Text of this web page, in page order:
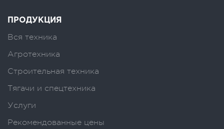
ПРОДУКЦИЯ
Вся техника
Агротехника
Строительная техника
Тягачи и спецтехника
Услуги
Рекомендованные цены